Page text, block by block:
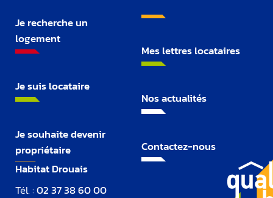
Je recherche un
logement
Je suis locataire
Je souhaite devenir
propriétaire
Mes lettres locataires
Nos actualités
Contactez-nous
Habitat Drouais
Tél. :02 37 38 60 00